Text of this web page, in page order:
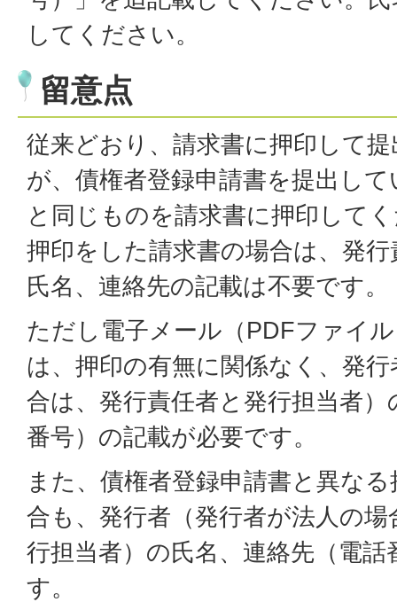
してください。
留意点
従来どおり、請求書に押印して
が、債権者登録申請書を提出し
と同じものを請求書に押印して
押印をした請求書の場合は、発
氏名、連絡先の記載は不要です。
ただし電子メール（PDFファイ
は、押印の有無に関係なく、発
合は、発行責任者と発行担当者
番号）の記載が必要です。
また、債権者登録申請書と異な
合も、発行者（発行者が法人の
行担当者）の氏名、連絡先（電
す。